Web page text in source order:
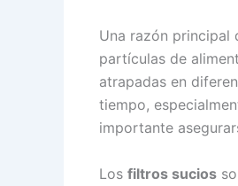
Una razón principal
partículas de
atrapadas en
tiempo,
importante
Los filtros sucios